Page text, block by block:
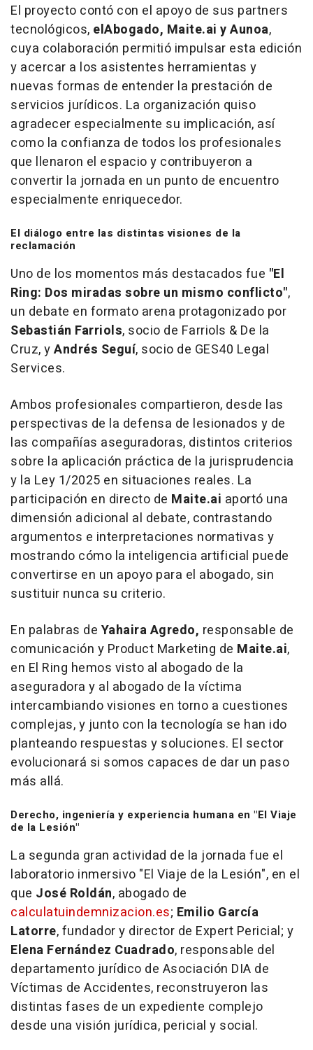
El proyecto contó con el apoyo de sus partners
tecnológicos, elAbogado, Maite.ai y Aunoa,
cuya colaboración permitió impulsar esta edición
y acercar a los asistentes herramientas y
nuevas formas de entender la prestación de
servicios jurídicos. La organización quiso
agradecer especialmente su implicación, así
como la confianza de todos los profesionales
que llenaron el espacio y contribuyeron a
convertir la jornada en un punto de encuentro
especialmente enriquecedor.
El diálogo entre las distintas visiones de la
reclamación
Uno de los momentos más destacados fue "El
Ring: Dos miradas sobre un mismo conflicto",
un debate en formato arena protagonizado por
Sebastián Farriols, socio de Farriols & De la
Cruz, yAndrés Seguí, socio de GES40 Legal
Services.
Ambos profesionales compartieron, desde las
perspectivas de la defensa de lesionados y de
las compañías aseguradoras, distintos criterios
sobre la aplicación práctica de la jurisprudencia
y la Ley 1/2025 en situaciones reales. La
participación en directo de Maite.ai aportó una
dimensión adicional al debate, contrastando
argumentos e interpretaciones normativas y
mostrando cómo la inteligencia artificial puede
convertirse en un apoyo para el abogado, sin
sustituir nunca su criterio.
En palabras de Yahaira Agredo, responsable de
comunicación y Product Marketing de Maite.ai,
en El Ring hemos visto al abogado de la
aseguradora y al abogado de la víctima
intercambiando visiones en torno a cuestiones
complejas, y junto con la tecnología se han ido
planteando respuestas y soluciones. El sector
evolucionará si somos capaces de dar un paso
más allá.
Derecho, ingeniería y experiencia humana en "El Viaje
de la Lesión"
La segunda gran actividad de la jornada fue el
laboratorio inmersivo "El Viaje de la Lesión", en el
que José Roldán, abogado de
calculatuindemnizacion.es; Emilio García
Latorre, fundador y director de Expert Pericial; y
Elena Fernández Cuadrado, responsable del
departamento jurídico de Asociación DIA de
Víctimas de Accidentes, reconstruyeron las
distintas fases de un expediente complejo
desde una visión jurídica, pericial y social.